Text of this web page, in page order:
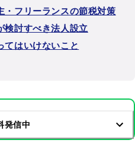
・フリーランスの節税対策
検討すべき法人設立
てはいけないこと
発信中